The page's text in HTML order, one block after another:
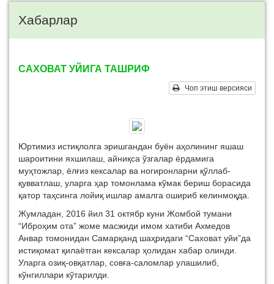
Хабарлар
САХОВАТ УЙИГА ТАШРИФ
Чоп этиш версияси
Юртимиз истиқлолга эришгандан буён аҳолининг яшаш
шароитини яхшилаш, айниқса ўзгалар ёрдамига
муҳтожлар, ёлғиз кексалар ва ногиронларни қўллаб-
қувватлаш, уларга ҳар томонлама кўмак бериш борасида
қатор таҳсинга лойиқ ишлар амалга ошириб келинмоқда.
Жумладан, 2016 йил 31 октябр куни Жомбой тумани
“Иброҳим ота” жоме масжиди имом хатиби Ахмедов
Анвар томонидан Самарқанд шаҳридаги “Саховат уйи”да
истиқомат қилаётган кексалар ҳолидан хабар олинди.
Уларга озиқ-овқатлар, совға-саломлар улашилиб,
кўнгиллари кўтарилди.